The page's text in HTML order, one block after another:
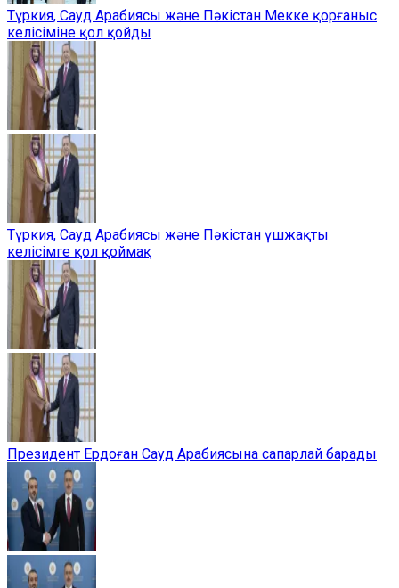
Түркия, Сауд Арабиясы және Пәкістан Мекке қорғаныс
келісіміне қол қойды
Түркия, Сауд Арабиясы және Пәкістан үшжақты
келісімге қол қоймақ
Президент Ердоған Сауд Арабиясына сапарлай барады